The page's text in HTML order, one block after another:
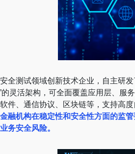
全测试领域创新技术企业，自主研
的灵活架构，可全面覆盖应用层、
件、通信协议、区块链等，支持高
融机构在稳定性和安全性方面的监
务安全风险。